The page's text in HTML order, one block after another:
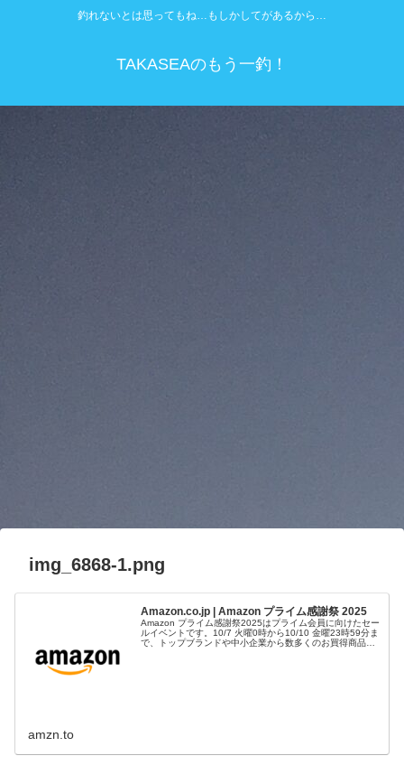
釣れないとは思ってもね…もしかしてがあるから…
TAKASEAのもう一釣！
img_6868-1.png
Amazon.co.jp | Amazon プライム感謝祭 2025
Amazon プライム感謝祭2025はプライム会員に向けたセー
ルイベントです。10/7 火曜0時から10/10 金曜23時59分ま
で、トップブランドや中小企業から数多くのお買得商品が
amzn.to